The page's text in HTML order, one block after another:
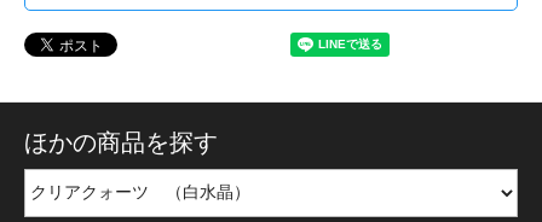
ほかの商品を探す